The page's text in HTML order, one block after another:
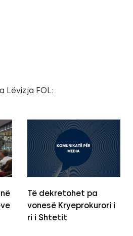
Lëvizja FOL:
Të dekretohet pa
vonesë Kryeprokurori i
ri i Shtetit